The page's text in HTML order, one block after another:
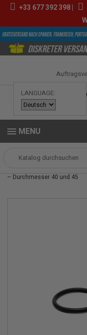
+33 677 392 398|
LANGUAGE:
MENU
Sexshop
– Durchmesser 40 und 45